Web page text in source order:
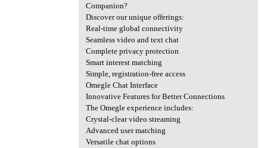
Companion?
Discover our unique offerings:
Real-time global connectivity
Seamless video and text chat
Complete privacy protection
Smart interest matching
Simple, registration-free access
Omegle Chat Interface
Innovative Features for Better Connections
The Omegle experience includes:
Crystal-clear video streaming
Advanced user matching
Versatile chat options